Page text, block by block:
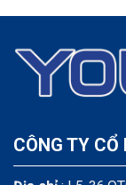
CÔNG TY